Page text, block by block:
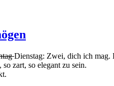
Dienstag: Zwei, dich ich mag.
zart, so elegant zu sein.